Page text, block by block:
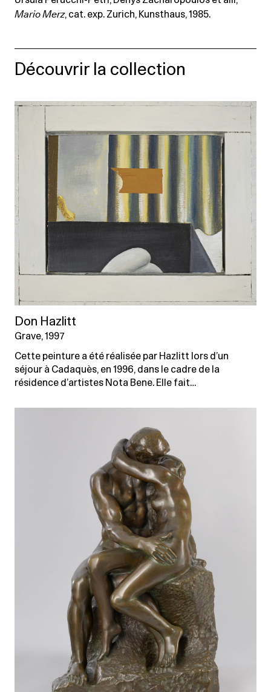
Mario Merz, cat. exp. Zurich, Kunsthaus, 1985.
Découvrir la collection
Don Hazlitt
Grave, 1997
Cette peinture a été réalisée par Hazlitt lors d’un
séjour à Cadaquès, en 1996, dans le cadre de la
résidence d’artistes Nota Bene. Elle fait…